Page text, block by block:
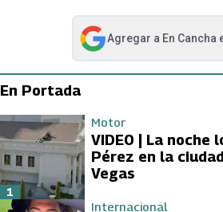
Agregar a En Cancha
abre en nueva pestaña
En Portada
Motor
VIDEO | La noche
Pérez en la
Vegas
1
Internacional